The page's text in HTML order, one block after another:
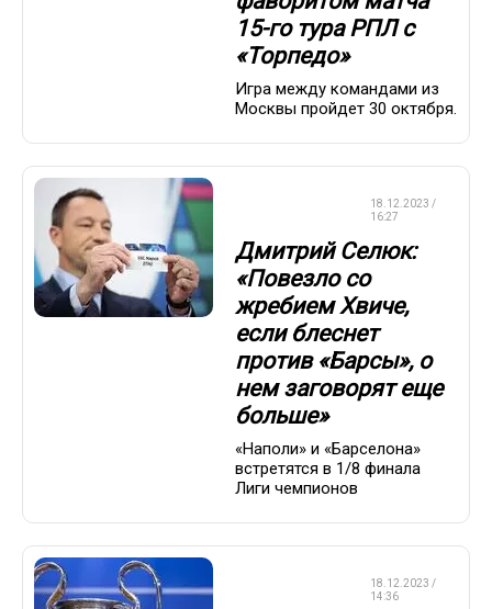
15-го тура РПЛ с
«Торпедо»
Игра между командами из
Москвы пройдет 30 октября.
18.12.2023 /
16:27
Дмитрий Селюк:
«Повезло со
жребием Хвиче,
если блеснет
против «Барсы», о
нем заговорят еще
больше»
«Наполи» и «Барселона»
встретятся в 1/8 финала
Лиги чемпионов
18.12.2023 /
14:36